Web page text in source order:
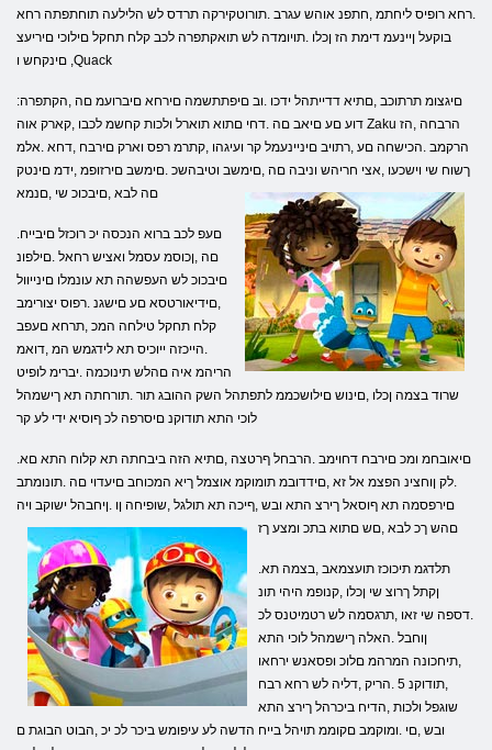
.רחא רופיס ליחתמ ,חתפנ אוהש עגרב .תורוטקירקה תרדס לש הלילעה תוחתפתה רחא
בוקעל ןיינעמ דימת הז ןכלו .תויומדה לש תואקתפרה לכב קלח תחקל םילוכי םיריעצ
םינקחש ו ,Quack
:םיגצומ תרתוכב ,םתיא דדייתהל ידכו .וב םיפתתשמה םירחא םיברועמ םה ,הקתפרה
דוע םע םיאב םה .דחי םתוא תוארל ולכות קחשמ לכבו ,קארק אוה Zaku הרבחה ,הז
הרקמב .הכישחה םע ,רתויב םיניינעמל קר ועיגהו ,קתרמ רפס וארק םירבח ,דחא .אלמ
ךשוח שי וישכעו ,אצי חריהש וניבה םה ,םימשב וטיבהשכ .םימשב םירזופמ ,ידמ םינטק
םה לבא ,םיבכוכ שי ,םנמא
.םעפ לכב ברוא הנכסה יכ רוכזל םיבייח
םה ,ןכוסמ עסמל ואציש רחאל .םילפונ
םיבכוכ לש העפשהה תא עונמלו םינייוול
,םידיאורטסא םע םישגנ .רפוס יצורימב
קלח תחקל טילחה המכ ,תרחא םעפב
.הייכזה ייוכיס תא לידגמש המ ,דואמ
הריהמ איה םהלש תינוכמה .יברימ לופיט
שרוד בצמה ןכלו ,םינוש םילושכממ לתפתהל השק ההובג תור .תורחתה תא ךישמהל
לוכי התא תודוקנ םיסרפה לכ ףוסיא ידי לע קר
.םיאובחמ ומכ םירבח דחוימב .הרבחל ףרטצה ,םתיא הזה ביבחתה תא קלוח התא םא
.לק ןוחצינ הפצמ אל זא ,םידדובמ תומוקמ אוצמל ךיא המכוחב םיעדוי םה .תונומתב
םירפסמה תא ףוסאל ךירצ התא ובש ,ףיכה תא תולגל ,שופיחה ןו .ןיחבהל ישוקב ויה
םהש ךכ לבא ,םש םתוא בתכ ומצע ךז
.תלדגמ תיכוכז תועצמאב ,בצמה תא
ןקתל ךרוצ שי ןכלו ,קנופמ היהי תונ
.דספה שי זאו ,תרגסמה לש רטמיטנס לכ
ןוחבל .האלה ךישמהל לוכי התא
,תיחכונה המרהמ םלוכ ופסאנש ירחאו
,תודוקנ 5 .הריק ,דליה לש רחא רבח
שוגפל ולכות ,הדיח ביכרהל ךירצ התא
ובש ,םי .ומוקמב םקוממ תויהל בייח הדשה לע עיפומש ביכר לכ יכ ,הבוט הבוגת ם